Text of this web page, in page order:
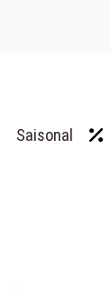
Saisonal